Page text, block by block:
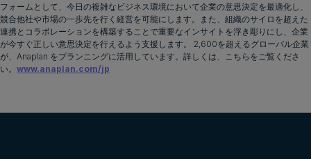
フォームとして、今日の複雑なビジネス環境において企業の意思決定を最適化し、
競合他社や市場の一歩先を行く経営を可能にします。また、組織のサイロを超えた
連携とコラボレーションを構築することで重要なインサイトを浮き彫りにし、企業
が今すぐ正しい意思決定を行えるよう支援します。 2,600を超えるグローバル企業
が、Anaplan をプランニングに活用しています。詳しくは、こちらをご覧くださ
い。 www.anaplan.com/jp